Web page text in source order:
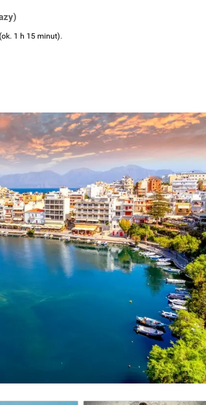
1 h 15 minut).